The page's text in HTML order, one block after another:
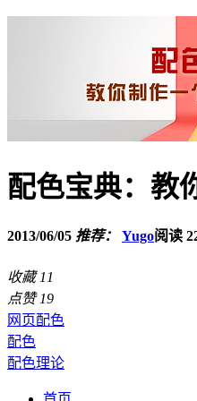
配色宝典：教
2013/06/05 推荐： Yugo阅读
收藏 11
点赞 19
网页配色
配色
配色理论